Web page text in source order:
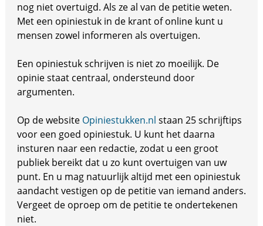
nog niet overtuigd. Als ze al van de petitie weten.
Met een opiniestuk in de krant of online kunt u
mensen zowel informeren als overtuigen.
Een opiniestuk schrijven is niet zo moeilijk. De
opinie staat centraal, ondersteund door
argumenten.
Op de website Opiniestukken.nl staan 25 schrijftips
voor een goed opiniestuk. U kunt het daarna
insturen naar een redactie, zodat u een groot
publiek bereikt dat u zo kunt overtuigen van uw
punt. En u mag natuurlijk altijd met een opiniestuk
aandacht vestigen op de petitie van iemand anders.
Vergeet de oproep om de petitie te ondertekenen
niet.